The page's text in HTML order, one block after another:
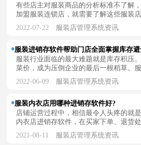
有些店主对服装商品的分析标准不了解
加盟服装连锁店，就需要了解这些服装店
2022-07-22 服装店管理系统资讯
服装进销存软件帮助门店全面掌握库存避
服装行业面临的最大难题就是库存积压
菜价，成为压倒企业的最后一根稻草。服
2022-06-09 服装店管理系统资讯
服装内衣店用哪种进销存软件好?
店铺运营过程中，相信最令人头疼的就
内衣店进销存软件，在买家下单、退货处
2021-08-11 服装店管理系统资讯